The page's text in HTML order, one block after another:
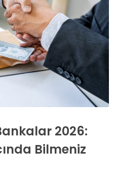
2026:
Bilmeniz